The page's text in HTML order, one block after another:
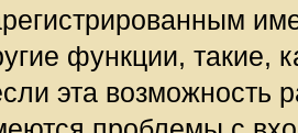
функции, такие,
эта возможность